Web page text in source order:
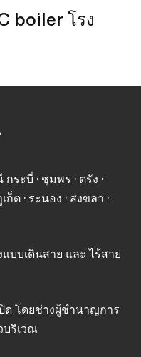
boiler โรง
ะบี่ · ชุมพร · ตรัง ·
ต · ระนอง · สงขลา ·
บบเดินสาย และ ไร้สาย
ด โดยช่างผู้ชำนาญการ
ริเวณ